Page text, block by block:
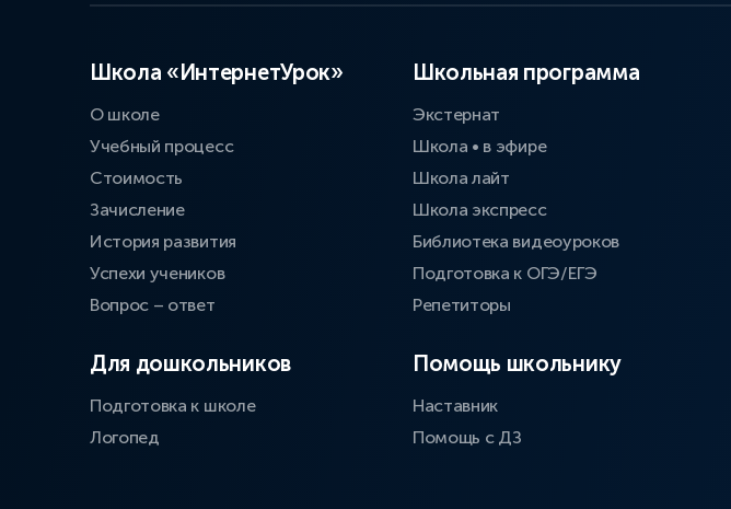
Школа «ИнтернетУрок»
О школе
Учебный процесс
Стоимость
Зачисление
История развития
Успехи учеников
Вопрос – ответ
Для дошкольников
Подготовка к школе
Логопед
Школьная программа
Экстернат
Школа • в эфире
Школа лайт
Школа экспресс
Библиотека видеоуроков
Подготовка к ОГЭ/ЕГЭ
Репетиторы
Помощь школьнику
Наставник
Помощь с ДЗ